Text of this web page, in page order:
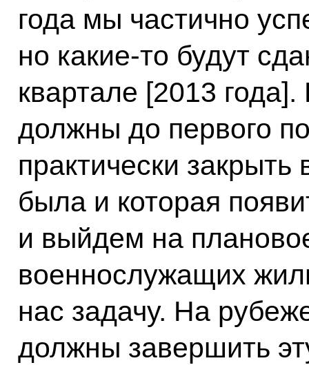
года мы частично
но какие‑то будут
квартале [2013
должны до первого
практически
была и которая
и выйдем на
военнослужащих
нас задачу. На
должны завершить